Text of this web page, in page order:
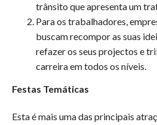
trânsito que apresenta um
Para os trabalhadores,
buscam recompor as suas
refazer os seus projectos e
carreira em todos os níveis.
Festas Temáticas
Esta é mais uma das principais